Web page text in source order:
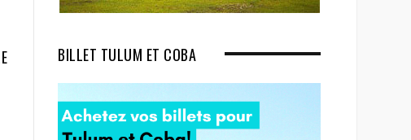
BILLET TULUM ET COBA